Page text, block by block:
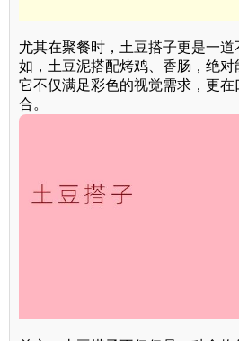
尤其在聚餐时，土豆搭子更是一道
如，土豆泥搭配烤鸡、香肠，绝对
它不仅满足彩色的视觉需求，更
合。